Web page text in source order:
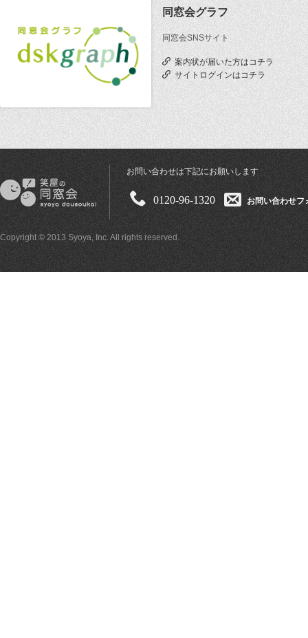
同窓会グラフ
同窓会SNSサイト
案内状が届いた方はコチラ
サイトログインはコチラ
お問い合わせは下記にお願いします
0120-96-1320 お問い合わせフ
Copyright © 2013 Syoya, Inc. All rights reserved.